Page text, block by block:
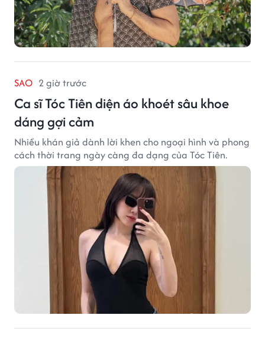
SAO 2 giờ trước
Ca sĩ Tóc Tiên diện áo khoét sâu khoe
dáng gợi cảm
Nhiều khán giả dành lời khen cho ngoại hình và phong
cách thời trang ngày càng đa dạng của Tóc Tiên.